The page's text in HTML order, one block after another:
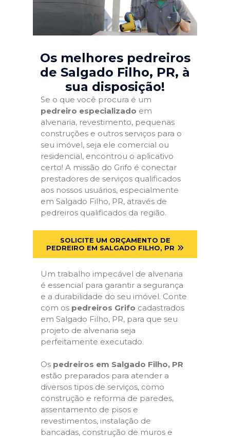
Os melhores pedreiros
de Salgado Filho, PR, à
sua disposição!
Se o que você procura é um
pedreiro especializado em
alvenaria, revestimento, pequenas
construções e outros serviços para o
seu imóvel, seja ele comercial ou
residencial, encontrou o aplicativo
certo! A missão do Grifo é conectar
prestadores de serviços qualificados
aos nossos usuários, especialmente
em Salgado Filho, PR, através de
pedreiros qualificados da região.
SOLICITE UM ORÇAMENTO DE
PEDREIRO EM SALGADO FILHO, PR
Um trabalho impecável de alvenaria
é essencial para garantir a segurança
e a durabilidade do seu imóvel. Conte
com os pedreiros Grifo cadastrados
em Salgado Filho, PR, para que seu
projeto de alvenaria seja
perfeitamente executado.
Os pedreiros em Salgado Filho, PR
estão preparados para atender a
diversos tipos de serviços, como
construção e reforma de paredes,
assentamento de pisos e
revestimentos, instalação de
bancadas, construção de muros e